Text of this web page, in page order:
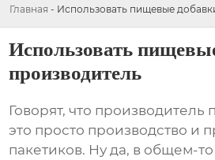
Главная - Использовать пищевые
Использовать
производитель
Говорят, что производитель
это просто производство и
пакетиков. Ну да, в общем-